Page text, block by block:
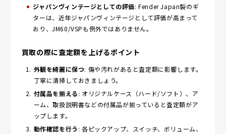
ジャパンヴィンテージとしての評価: Fender Japan製のギ
ターは、近年ジャパンヴィンテージとして評価が高まって
おり、JM60/VSPも例外ではありません。
買取の際に査定額を上げるポイント
外観を綺麗に保つ: 傷や汚れがあると査定額に影響します。
丁寧に清掃しておきましょう。
付属品を揃える: オリジナルケース（ハード/ソフト）、ア
ーム、取扱説明書などの付属品が揃っていると査定額がア
ップします。
動作確認を行う : 各ピックアップ、スイッチ、ボリューム、